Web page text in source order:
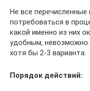
Не все
потребоваться в
какой именно из них
удобным,
хотя бы 2-3 варианта.
Порядок действий: